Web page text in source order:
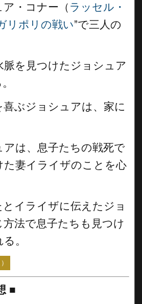
・コナー（ ラッセル・
リポリの戦い”で三人の
脈を見つけたジョシュア
ぶジョシュアは、家に
は、息子たちの戦死で
た妻イライザのことを心
イライザに伝えたジョ
法で息子たちも見つけ
。
■